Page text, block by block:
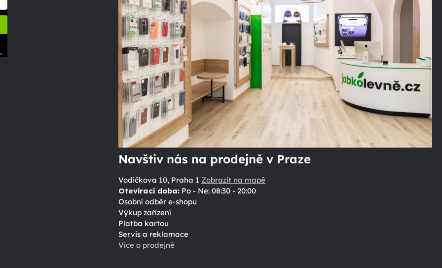
.
Navštiv nás na prodejně v Praze
Vodičkova 10, Praha 1 Zobrazit na mapě
Otevírací doba:Po - Ne: 08:30 - 20:00
Osobní odběr e-shopu
Výkup zařízení
Platba kartou
Servis a reklamace
Více o prodejně